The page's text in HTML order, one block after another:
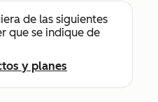
de las siguientes
que se indique de
y planes